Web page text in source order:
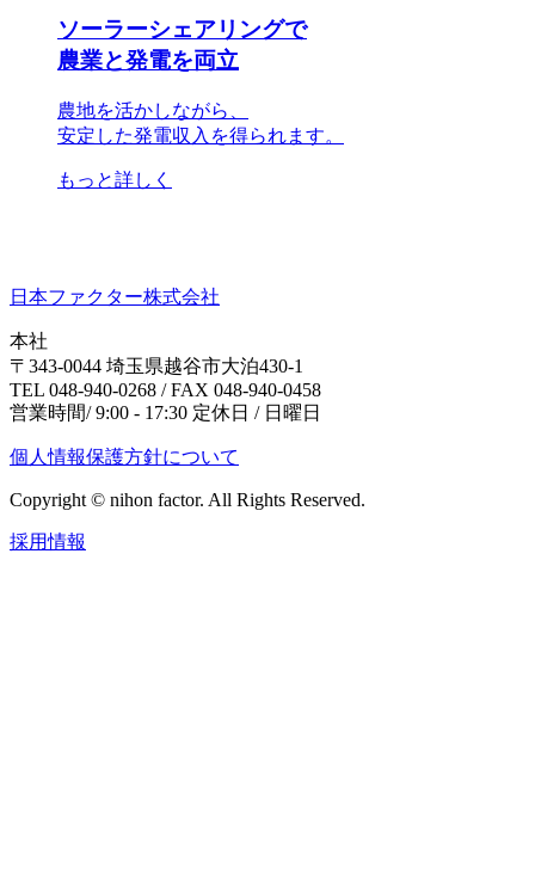
ソーラーシェアリングで
農業と発電を両立
農地を活かしながら、
安定した発電収入を得られます。
もっと詳しく
日本ファクター株式会社
本社
〒343-0044 埼玉県越谷市大泊430-1
TEL 048-940-0268 / FAX 048-940-0458
営業時間/ 9:00 - 17:30 定休日 / 日曜日
個人情報保護方針について
Copyright © nihon factor. All Rights Reserved.
採用情報